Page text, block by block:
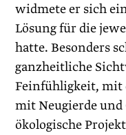
widmete er sich
Lösung für die
hatte. Besonders
ganzheitliche
Feinfühligkeit, mit
mit Neugierde
ökologische